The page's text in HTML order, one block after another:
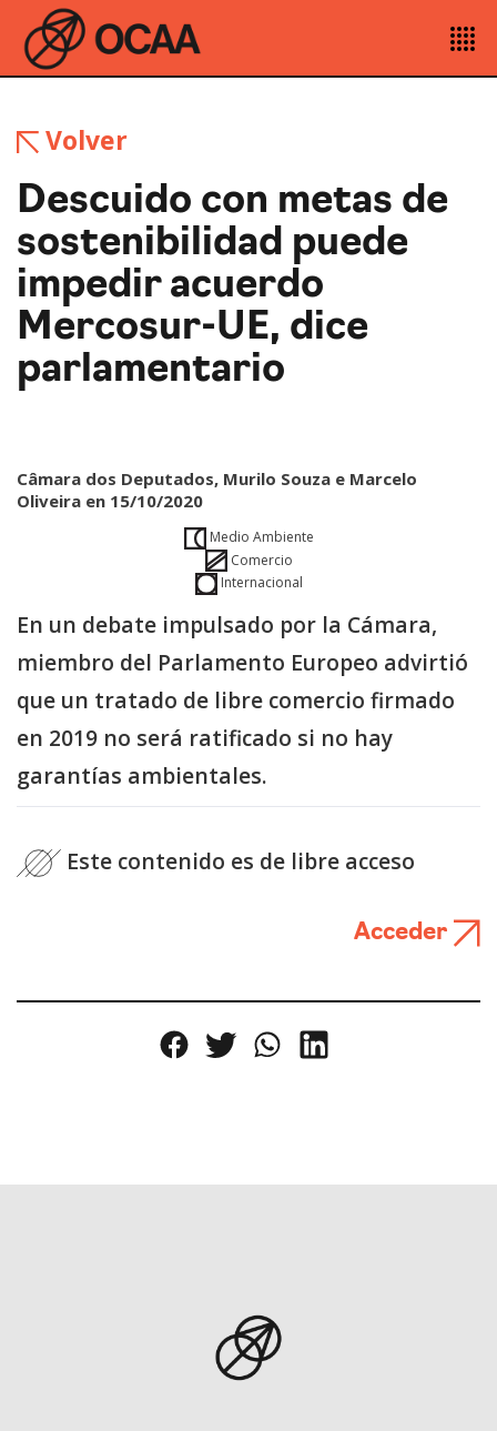
Volver
Descuido con metas de
sostenibilidad puede
impedir acuerdo
Mercosur-UE, dice
parlamentario
Câmara dos Deputados, Murilo Souza e Marcelo
Oliveira en 15/10/2020
Medio Ambiente
Comercio
Internacional
En un debate impulsado por la Cámara,
miembro del Parlamento Europeo advirtió
que un tratado de libre comercio firmado
en 2019 no será ratificado si no hay
garantías ambientales.
Este contenido es de libre acceso
Acceder